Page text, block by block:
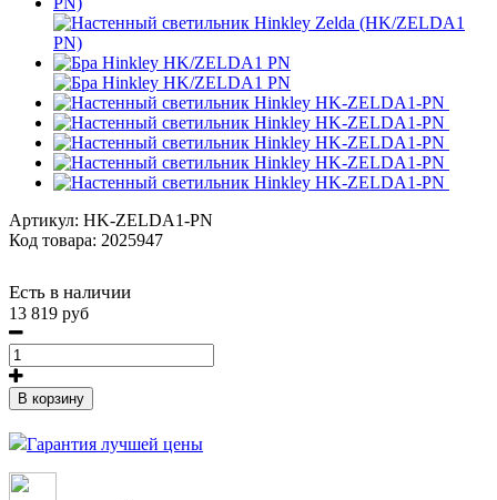
Артикул: HK-ZELDA1-PN
Код товара: 2025947
Есть в наличии
13 819 руб
В корзину
Гарантия лучшей цены